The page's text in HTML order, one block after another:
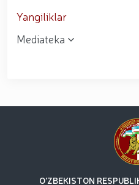
Yangiliklar
Mediateka
O'ZBEKISTON